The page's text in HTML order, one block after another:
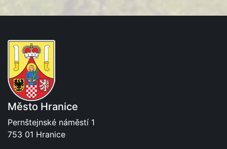
Město Hranice
Pernštejnské náměstí 1
753 01 Hranice